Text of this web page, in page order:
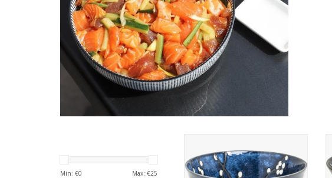
Min: €0 Max: €25
Hanablue, Japan
TOEVOEGEN AAN WINKELWAGEN